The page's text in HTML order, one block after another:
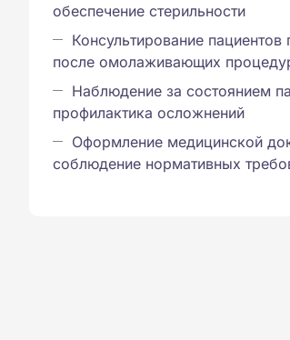
обеспечение стерильности
Консультирование
после омолаживающих
Наблюдение за состоянием
профилактика осложнений
Оформление медицинской
соблюдение нормативных